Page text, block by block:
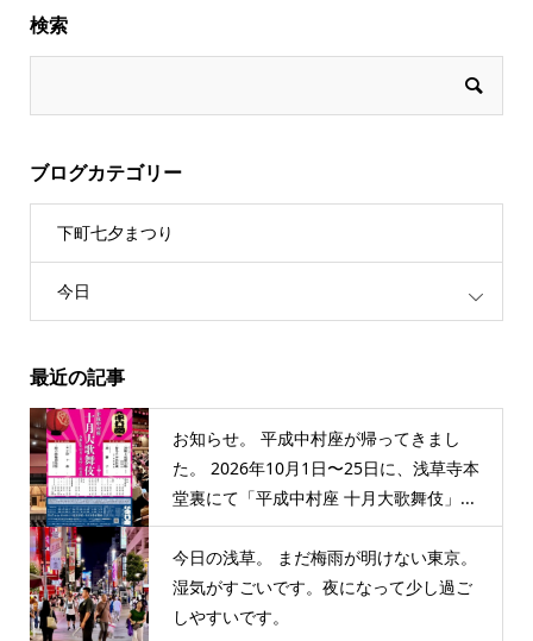
検索
ブログカテゴリー
下町七夕まつり
今日
最近の記事
お知らせ。 平成中村座が帰ってきまし
た。 2026年10月1日〜25日に、浅草寺本
堂裏にて「平成中村座 十月大歌舞伎」...
今日の浅草。 まだ梅雨が明けない東京。
湿気がすごいです。夜になって少し過ご
しやすいです。